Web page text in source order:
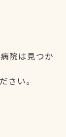
院は見つか
さい。